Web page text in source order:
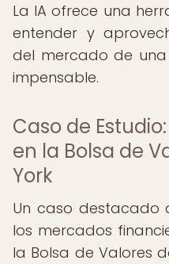
La IA ofrece una
entender y
del mercado de
impensable.
Caso de
en la Bolsa de
York
Un caso destacado
los mercados
la Bolsa de Valores